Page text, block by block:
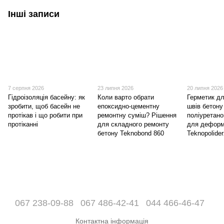
Інші записи
7 серпня 2026
Гідроізоляція басейну: як
зробити, щоб басейн не
протікав і що робити при
протіканні
23 липня 2026
Коли варто обрати
епоксидно-цементну
ремонтну суміш? Рішення
для складного ремонту
бетону Teknobond 860
20 липня 2026
Герметик
швів
для
067 238-09-88 067 486-42-41 044 466-46-47
Контактна інформація